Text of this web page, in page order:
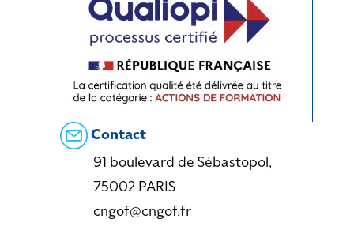
Contact
91 boulevard de Sébastopol,
75002 PARIS
cngof@cngof.fr